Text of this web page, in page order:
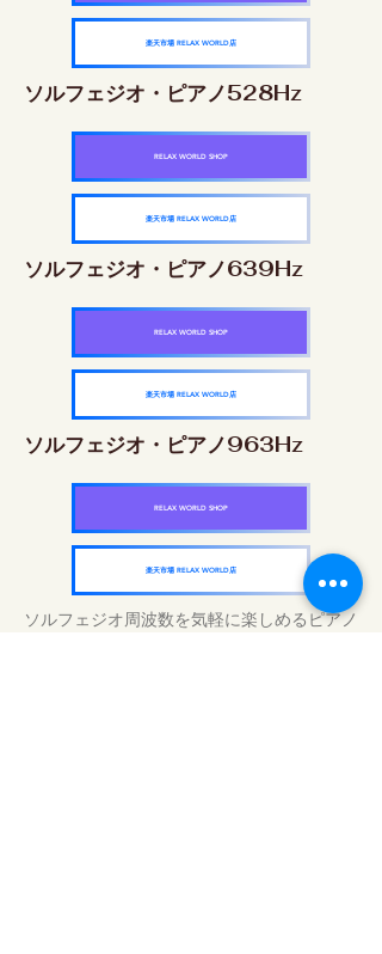
楽天市場 RELAX WORLD店
ソルフェジオ・ピアノ528Hz
RELAX WORLD SHOP
楽天市場 RELAX WORLD店
ソルフェジオ・ピアノ639Hz
RELAX WORLD SHOP
楽天市場 RELAX WORLD店
ソルフェジオ・ピアノ963Hz
RELAX WORLD SHOP
楽天市場 RELAX WORLD店
ソルフェジオ周波数を気軽に楽しめるピアノ